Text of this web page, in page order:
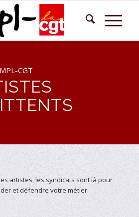
CGT
artistes, les syndicats sont là pour
et défendre votre métier.